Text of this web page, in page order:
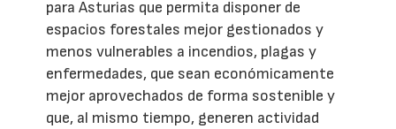
para Asturias que permita disponer de
espacios forestales mejor gestionados y
menos vulnerables a incendios, plagas y
enfermedades, que sean económicamente
mejor aprovechados de forma sostenible y
que, al mismo tiempo, generen actividad